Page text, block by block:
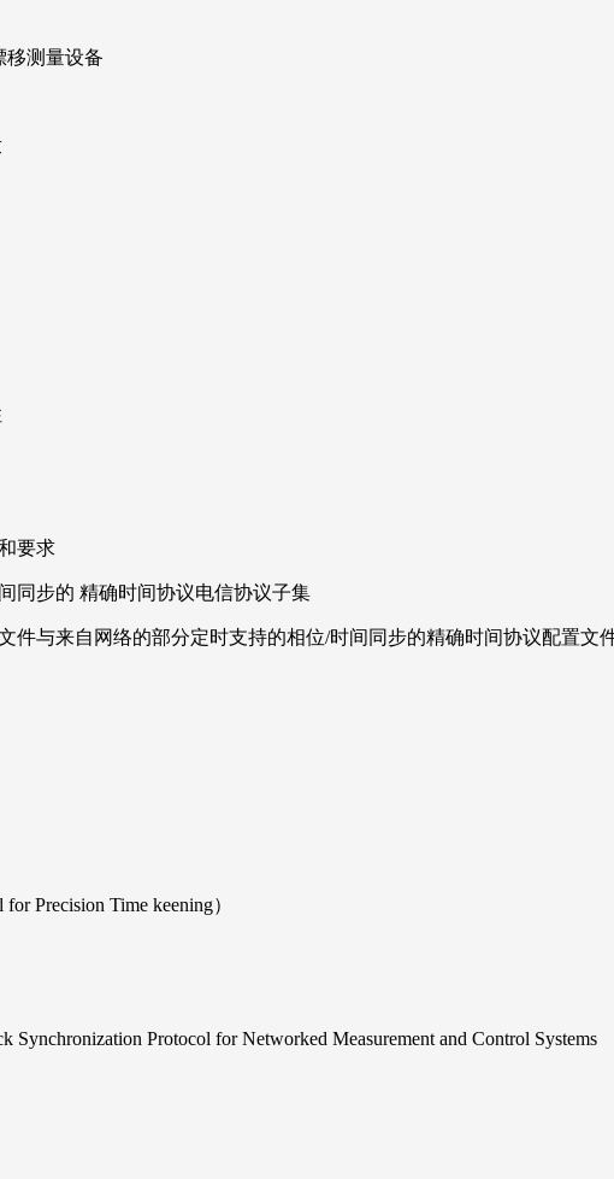
移测量设备
要求
同步的 精确时间协议电信协议子集
件与来自网络的部分定时支持的相位/时间同步的精确时间协议配置文
Precision Time keening）
Protocol for Networked Measurement and Control Systems